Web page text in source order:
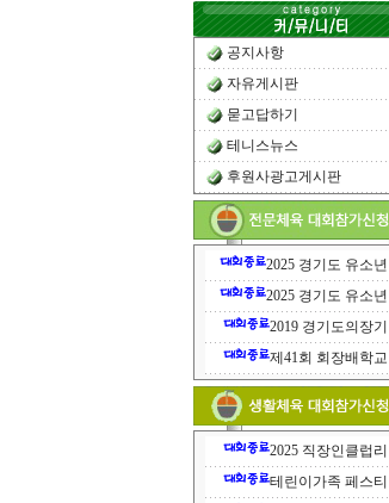
공지사항
자유게시판
묻고답하기
테니스뉴스
후원사광고게시판
2025 경기도 유소년
2025 경기도 유소년
2019 경기도의장기
제41회 회장배학교
2025 직장인클럽리
테린이가족 페스티